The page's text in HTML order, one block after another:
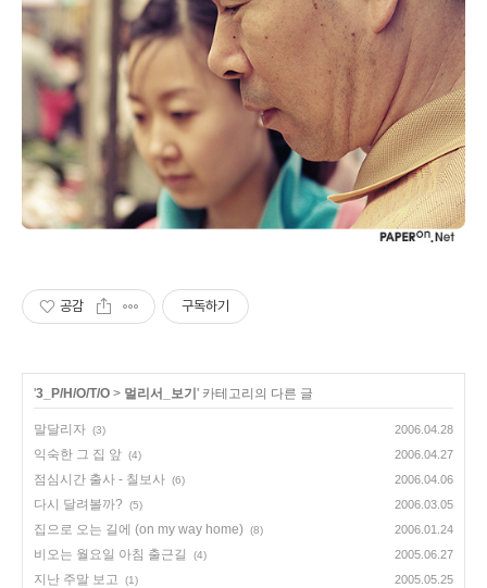
공감 구독하기
'3_P/H/O/T/O > 멀리서_보기' 카테고리의 다른 글
말달리자 (3) 2006.04.28
익숙한 그 집 앞 (4) 2006.04.27
점심시간 출사 - 칠보사 (6) 2006.04.06
다시 달려볼까? (5) 2006.03.05
집으로 오는 길에 (on my way home) (8) 2006.01.24
비오는 월요일 아침 출근길 (4) 2005.06.27
지난 주말 보고 (1) 2005.05.25